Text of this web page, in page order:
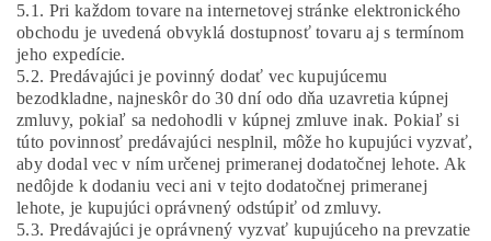
5.1. Pri každom tovare na internetovej stránke elektronického
obchodu je uvedená obvyklá dostupnosť tovaru aj s termínom
jeho expedície.
5.2. Predávajúci je povinný dodať vec kupujúcemu
bezodkladne, najneskôr do 30 dní odo dňa uzavretia kúpnej
zmluvy, pokiaľ sa nedohodli v kúpnej zmluve inak. Pokiaľ si
túto povinnosť predávajúci nesplnil, môže ho kupujúci vyzvať,
aby dodal vec v ním určenej primeranej dodatočnej lehote. Ak
nedôjde k dodaniu veci ani v tejto dodatočnej primeranej
lehote, je kupujúci oprávnený odstúpiť od zmluvy.
5.3. Predávajúci je oprávnený vyzvať kupujúceho na prevzatie